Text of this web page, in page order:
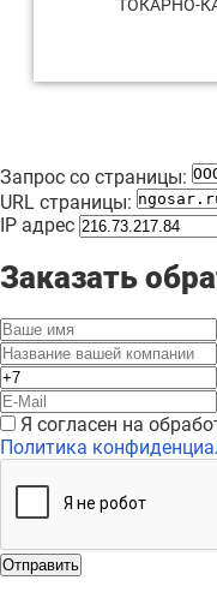
ТОКАРНО-
Запрос со страницы:
URL страницы:
IP адрес
Заказать
Я согласен на
Политика
Отправить